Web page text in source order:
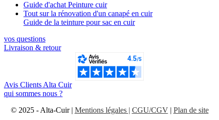
Guide d'achat Peinture cuir
Tout sur la rénovation d'un canapé en cuir
Guide de la teinture pour sac en cuir
vos questions​
Livraison & retour
Avis Clients Alta Cuir
qui sommes nous ?
© 2025 - Alta-Cuir | Mentions légales | CGU/CGV| Plan de site